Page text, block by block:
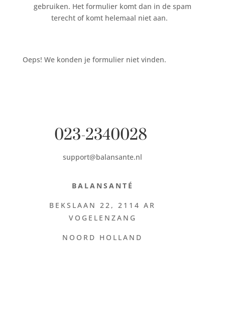
gebruiken. Het formulier komt dan in de spam
terecht of komt helemaal niet aan.
Oeps! We konden je formulier niet vinden.
023-2340028
support@balansante.nl
BALANSANTÉ
BEKSLAAN 22, 2114 AR
VOGELENZANG
NOORD HOLLAND